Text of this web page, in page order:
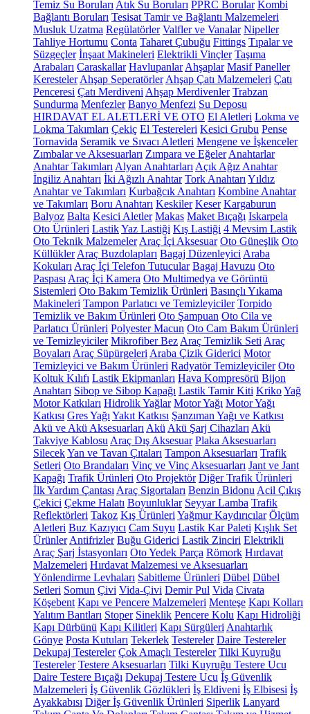
Temiz Su Boruları Atık Su Boruları PPRC Borular Kombi
Bağlantı Boruları Tesisat Tamir ve Bağlantı Malzemeleri
Musluk Uzatma Regülatörler Valfler ve Vanalar Nipeller
Tahliye Hortumu Conta Taharet Çubuğu Fittings Tıpalar ve
Süzgeçler İnşaat Makineleri Elektrikli Vinçler Taşıma
Arabaları Caraskallar Havlupanlar Ahşaplar Masif Paneller
Keresteler Ahşap Seperatörler Ahşap Çatı Malzemeleri Çatı
Penceresi Çatı Merdiveni Ahşap Merdivenler Trabzan
Sundurma Menfezler Banyo Menfezi Su Deposu
HIRDAVAT EL ALETLERİ VE OTO El Aletleri Lokma ve
Lokma Takımları Çekiç El Testereleri Kesici Grubu Pense
Tornavida Seramik ve Sıvacı Aletleri Mengene ve İşkenceler
Zımbalar ve Aksesuarları Zımpara ve Eğeler Anahtarlar
Anahtar Takımları Alyan Anahtarları Açık Ağız Anahtar
İngiliz Anahtarı İki Ağızlı Anahtar Tork Anahtarı Yıldız
Anahtar ve Takımları Kurbağcık Anahtarı Kombine Anahtar
ve Takımları Boru Anahtarı Keskiler Keser Kargaburun
Balyoz Balta Kesici Aletler Makas Maket Bıçağı Iskarpela
Oto Ürünleri LastikYaz Lastiği Kış Lastiği 4 Mevsim Lastik
Oto Teknik Malzemeler Araç İçi Aksesuar Oto Güneşlik Oto
Küllükler Araç Buzdolapları Bagaj Düzenleyici Araba
Kokuları Araç İçi Telefon Tutucular Bagaj Havuzu Oto
Paspası Araç İçi Kamera Oto Multimedya ve Görüntü
Sistemleri Oto Bakım Temizlik Ürünleri Basınçlı Yıkama
Makineleri Tampon Parlatıcı ve Temizleyiciler Torpido
Temizlik ve Bakım Ürünleri Oto Şampuan Oto Cila ve
Parlatıcı Ürünleri Polyester Macun Oto Cam Bakım Ürünleri
ve Temizleyiciler Mikrofiber Bez Araç Temizlik Seti Araç
Boyaları Araç Süpürgeleri Araba Çizik Giderici Motor
Temizleyici ve Bakım Ürünleri Radyatör Temizleyiciler Oto
Koltuk Kılıfı Lastik Ekipmanları Hava Kompresörü Bijon
Anahtarı Sibop ve Sibop Kapağı Lastik Tamir Kiti KrikoYağ
Motor Katkıları Hidrolik Yağlar Motor Yağı Motor Yağı
Katkısı Gres Yağı Yakıt Katkısı Şanzıman Yağı ve Katkısı
Akü ve Akü Aksesuarları Akü Akü Şarj Cihazları Akü
Takviye Kablosu Araç Dış Aksesuar Plaka Aksesuarları
SilecekYan ve Tavan Çıtaları Tampon Aksesuarları Trafik
Setleri Oto Brandaları Vinç ve Vinç Aksesuarları Jant ve Jant
Kapağı Trafik Ürünleri Oto Projektör Diğer Trafik Ürünleri
İlk Yardım Çantası Araç Sigortaları Benzin Bidonu Acil Çıkış
Çekici Çekme Halatı Boyunluklar Seyyar Lamba Trafik
Reflektörleri Takoz Kış Ürünleri Yağmur Kaydırıcılar Ölçüm
Aletleri Buz Kazıyıcı Cam Suyu Lastik Kar Paleti Kışlık Set
Ürünler Antifrizler Buğu Giderici Lastik Zinciri Elektrikli
Araç Şarj İstasyonları Oto Yedek Parça Römork Hırdavat
Malzemeleri Hırdavat Malzemesi ve Aksesuarları
Yönlendirme Levhaları Sabitleme Ürünleri Dübel Dübel
Setleri Somun Çivi Vida-Çivi Demir Pul Vida Civata
Köşebent Kapı ve Pencere Malzemeleri Menteşe Kapı Kolları
Yalıtım Bantları Stoper Sineklik Pencere Kolu Kapı Hidroliği
Kapı Dürbünü Kapı Kilitleri Kapı Sürgüleri Anahtarlık
Gönye Posta Kutuları Tekerlek Testereler Daire Testereler
Dekupaj Testereler Çok Amaçlı Testereler Tilki Kuyruğu
Testereler Testere Aksesuarları Tilki Kuyruğu Testere Ucu
Daire Testere Bıçağı Dekupaj Testere Ucu İş Güvenlik
Malzemeleri İş Güvenlik Gözlükleri İş Eldiveni İş Elbisesi İş
Ayakkabısı Diğer İş Güvenlik Ürünleri Siperlik Lanyard